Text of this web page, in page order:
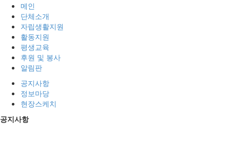
메인
단체소개
자립생활지원
활동지원
평생교육
후원 및 봉사
알림판
공지사항
정보마당
현장스케치
공지사항